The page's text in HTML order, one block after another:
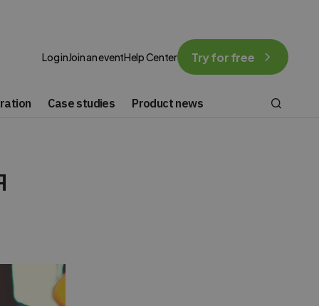
Log inJoin an eventHelp Center Try for free
Case studies Product news